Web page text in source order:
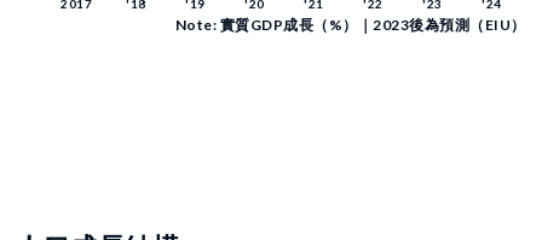
Note: 實質GDP成長（%）｜2023後為預測（EIU）